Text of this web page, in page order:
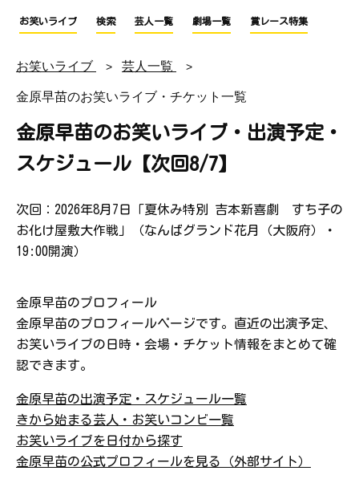
お笑いライブ 検索 芸人一覧 劇場一覧 賞レース特集
お笑いライブ 芸人一覧
金原早苗のお笑いライブ・チケット一覧
金原早苗のお笑いライブ・出演予定・
スケジュール【次回8/7】
次回：2026年8月7日「夏休み特別 吉本新喜劇 すち子の
お化け屋敷大作戦」（なんばグランド花月（大阪府）・
19:00開演）
金原早苗のプロフィール
金原早苗のプロフィールページです。直近の出演予定、
お笑いライブの日時・会場・チケット情報をまとめて確
認できます。
金原早苗の出演予定・スケジュール一覧
きから始まる芸人・お笑いコンビ一覧
お笑いライブを日付から探す
金原早苗の公式プロフィールを見る（外部サイト）